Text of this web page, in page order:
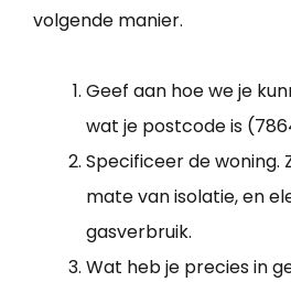
volgende manier.
Geef aan hoe we je
wat je postcode is
Specificeer de woning.
mate van isolatie, en
gasverbruik.
Wat heb je precies in